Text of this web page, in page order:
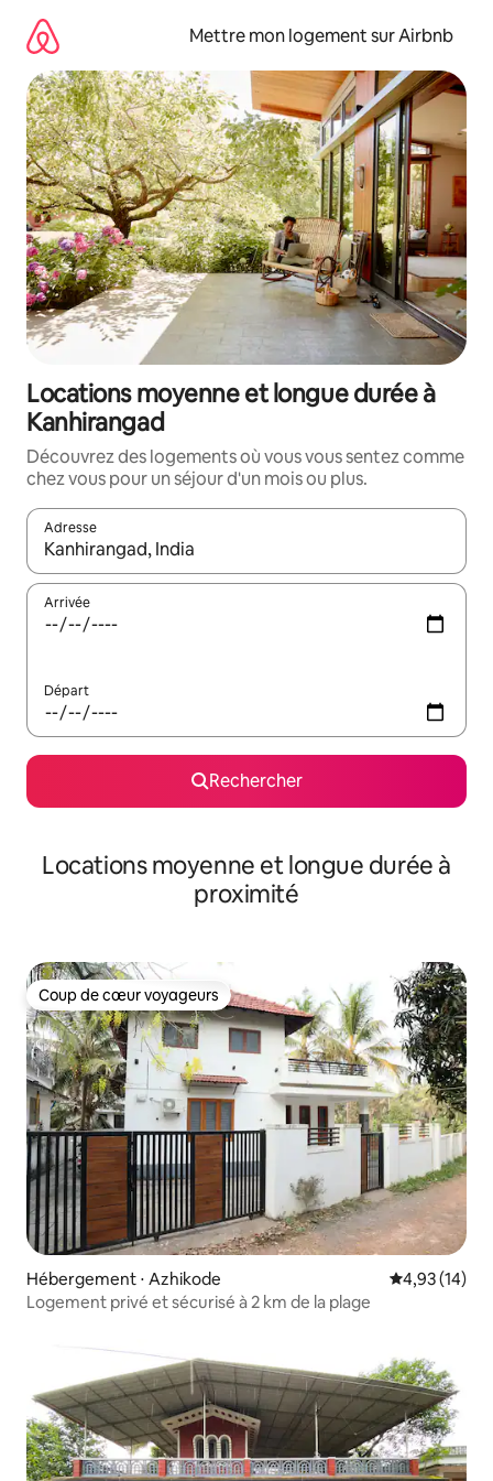
directement
contenu
Mettre mon logement sur Airbnb
Locations moyenne et longue durée à
Kanhirangad
Découvrez des logements où vous vous sentez comme
chez vous pour un séjour d'un mois ou plus.
Adresse
Lorsque les résultats s'affichent, utilisez les flèches vers le
Arrivée
Départ
Rechercher
Locations moyenne et longue durée à
proximité
Coup de cœur voyageurs
Coup de cœur voyageurs
Hébergement ⋅ Azhikode Évaluation
4,93 (14)
Logement privé et sécurisé à 2 km de la plage